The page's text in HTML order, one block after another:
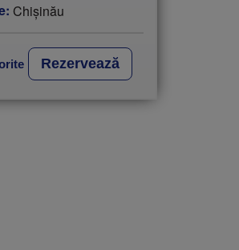
Chişinău
Rezervează